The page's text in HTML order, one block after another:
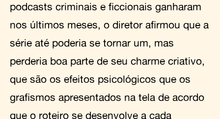
podcasts criminais e ficcionais ganharam
nos últimos meses, o diretor afirmou que a
série até poderia se tornar um, mas
perderia boa parte de seu charme criativo,
que são os efeitos psicológicos que os
grafismos apresentados na tela de acordo
que o roteiro se desenvolve a cada